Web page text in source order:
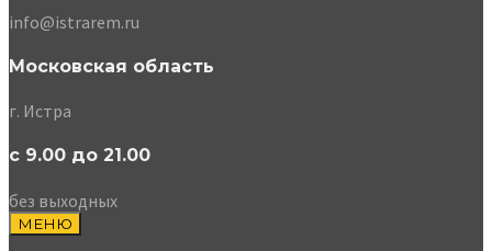
info@istrarem.ru
Московская область
г. Истра
с 9.00 до 21.00
без выходных
МЕНЮ